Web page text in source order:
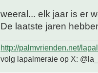
weeral... elk jaar is er
De laatste jaren
http://palmvrienden.net/
volg lapalmeraie op X: